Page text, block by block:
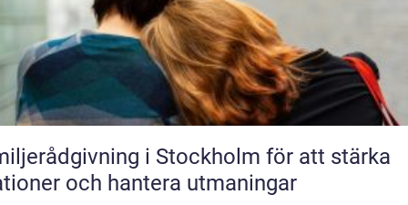
i Stockholm för att stärka
och hantera utmaningar